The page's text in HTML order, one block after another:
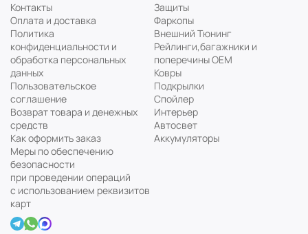
Контакты
Оплата и доставка
Политика
конфиденциальности и
обработка персональных
данных
Пользовательское
соглашение
Возврат товара и денежных
средств
Как оформить заказ
Меры по обеспечению
безопасности
при проведении операций
с использованием реквизитов
карт
Защиты
Фаркопы
Внешний Тюнинг
Рейлинги,багажники и
поперечины ОЕМ
Ковры
Подкрылки
Спойлер
Интерьер
Автосвет
Аккумуляторы